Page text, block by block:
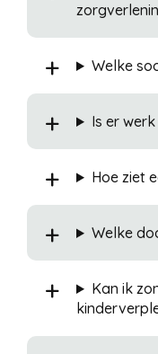
Welke
Is er
Hoe ziet
Welke
Kan ik